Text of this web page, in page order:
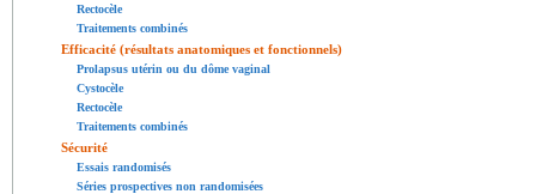
Rectocèle
Traitements combinés
Efficacité (résultats anatomiques et fonctionnels)
Prolapsus utérin ou du dôme vaginal
Cystocèle
Rectocèle
Traitements combinés
Sécurité
Essais randomisés
Séries prospectives non randomisées